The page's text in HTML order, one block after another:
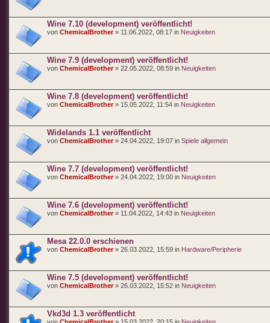
Wine 7.10 (development) veröffentlicht!
von ChemicalBrother» 11.06.2022, 08:17 in Neuigkeiten
Wine 7.9 (development) veröffentlicht!
von ChemicalBrother» 22.05.2022, 08:59 in Neuigkeiten
Wine 7.8 (development) veröffentlicht!
von ChemicalBrother» 15.05.2022, 11:54 in Neuigkeiten
Widelands 1.1 veröffentlicht
von ChemicalBrother» 24.04.2022, 19:07 in Spiele allgemein
Wine 7.7 (development) veröffentlicht!
von ChemicalBrother» 24.04.2022, 19:00 in Neuigkeiten
Wine 7.6 (development) veröffentlicht!
von ChemicalBrother» 11.04.2022, 14:43 in Neuigkeiten
Mesa 22.0.0 erschienen
von ChemicalBrother» 26.03.2022, 15:59 in Hardware/Peripherie
Wine 7.5 (development) veröffentlicht!
von ChemicalBrother» 26.03.2022, 15:52 in Neuigkeiten
Vkd3d 1.3 veröffentlicht
von ChemicalBrother» 15.03.2022, 20:15 in Neuigkeiten